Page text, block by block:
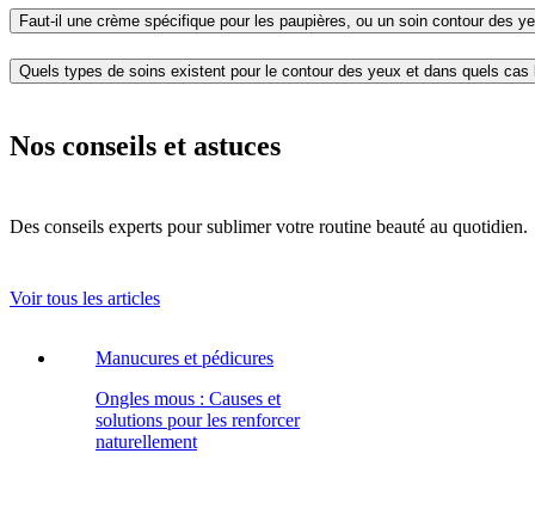
Faut-il une crème spécifique pour les paupières, ou un soin contour des
Quels types de soins existent pour le contour des yeux et dans quels cas
Nos conseils et astuces
Des conseils experts pour sublimer votre routine beauté au quotidien.
Voir tous les articles
Manucures et pédicures
Ongles mous : Causes et
solutions pour les renforcer
naturellement